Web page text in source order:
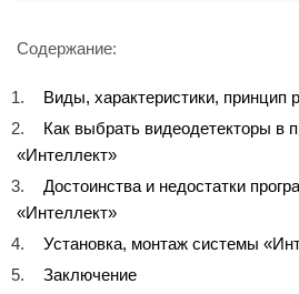
Содержание:
Виды, характеристики, принцип
Как выбрать видеодетекторы в
«Интеллект»
Достоинства и недостатки
«Интеллект»
Установка, монтаж системы
Заключение